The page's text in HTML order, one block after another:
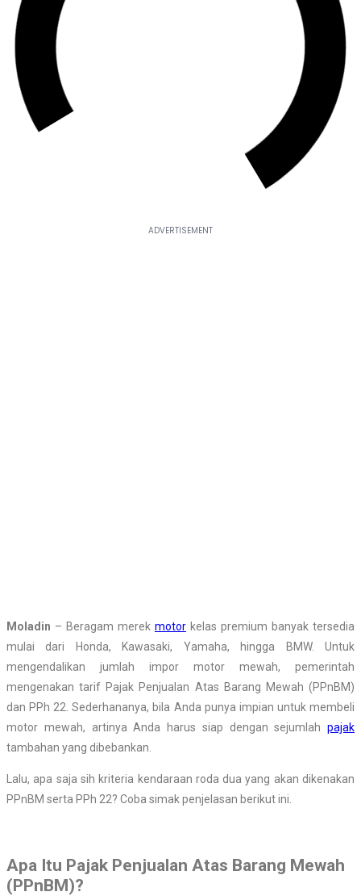
Moladin – Beragam merek motor kelas premium banyak tersedia
mulai dari Honda, Kawasaki, Yamaha, hingga BMW. Untuk
mengendalikan jumlah impor motor mewah, pemerintah
mengenakan tarif Pajak Penjualan Atas Barang Mewah (PPnBM)
dan PPh 22. Sederhananya, bila Anda punya impian untuk membeli
motor mewah, artinya Anda harus siap dengan sejumlah pajak
tambahan yang dibebankan.
Lalu, apa saja sih kriteria kendaraan roda dua yang akan dikenakan
PPnBM serta PPh 22? Coba simak penjelasan berikut ini.
Apa Itu Pajak Penjualan Atas Barang Mewah
(PPnBM)?